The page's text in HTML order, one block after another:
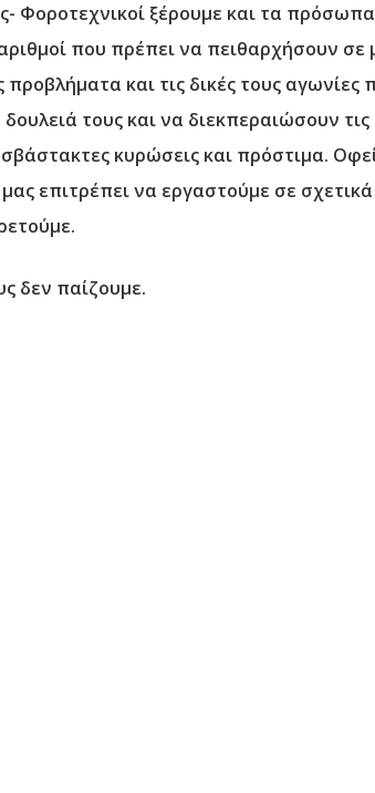
Φοροτεχνικοί ξέρουμε και τα
που πρέπει να πειθαρχήσουν
και τις δικές τους
τους και να διεκπεραιώσουν
κυρώσεις και πρόστιμα.
επιτρέπει να εργαστούμε σε
δεν παίζουμε.